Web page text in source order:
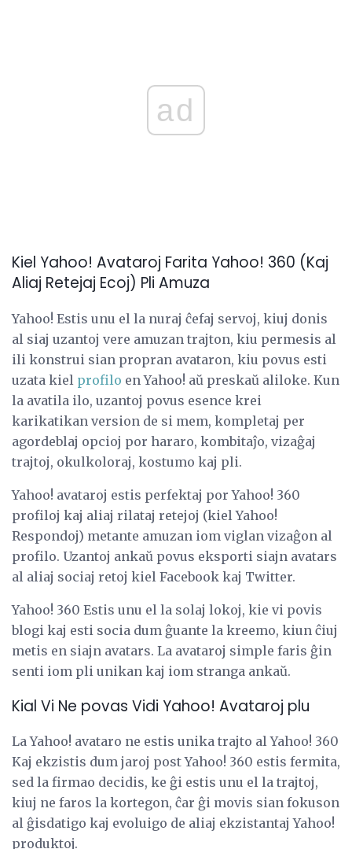
ad
Kiel Yahoo! Avataroj Farita Yahoo! 360 (Kaj
Aliaj Retejaj Ecoj) Pli Amuza
Yahoo! Estis unu el la nuraj ĉefaj servoj, kiuj donis
al siaj uzantoj vere amuzan trajton, kiu permesis al
ili konstrui sian propran avataron, kiu povus esti
uzata kiel profilo en Yahoo! aŭ preskaŭ aliloke. Kun
la avatila ilo, uzantoj povus esence krei
karikatikan version de si mem, kompletaj per
agordeblaj opcioj por hararo, kombitaĵo, vizaĝaj
trajtoj, okulkoloraj, kostumo kaj pli.
Yahoo! avataroj estis perfektaj por Yahoo! 360
profiloj kaj aliaj rilataj retejoj (kiel Yahoo!
Respondoj) metante amuzan iom viglan vizaĝon al
profilo. Uzantoj ankaŭ povus eksporti siajn avatars
al aliaj sociaj retoj kiel Facebook kaj Twitter.
Yahoo! 360 Estis unu el la solaj lokoj, kie vi povis
blogi kaj esti socia dum ĝuante la kreemo, kiun ĉiuj
metis en siajn avatars. La avataroj simple faris ĝin
senti iom pli unikan kaj iom stranga ankaŭ.
Kial Vi Ne povas Vidi Yahoo! Avataroj plu
La Yahoo! avataro ne estis unika trajto al Yahoo! 360
Kaj ekzistis dum jaroj post Yahoo! 360 estis fermita,
sed la firmao decidis, ke ĝi estis unu el la trajtoj,
kiuj ne faros la kortegon, ĉar ĝi movis sian fokuson
al ĝisdatigo kaj evoluigo de aliaj ekzistantaj Yahoo!
produktoj.